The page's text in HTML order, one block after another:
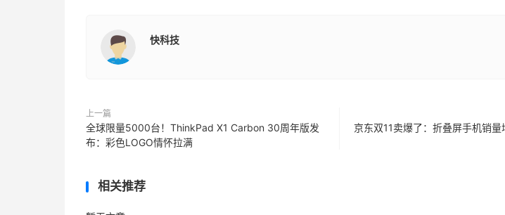
快科技
上一篇
全球限量5000台！ThinkPad X1 Carbon 30周年版发
布：彩色LOGO情怀拉满
京东双11卖爆了：折叠屏手机销
相关推荐